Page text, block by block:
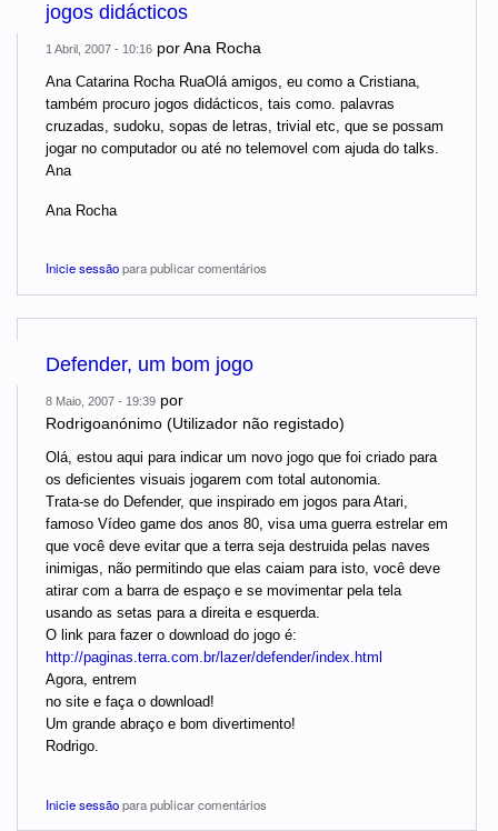
jogos didácticos
1 Abril, 2007 - 10:16 porAna Rocha
Ana Catarina Rocha RuaOlá amigos, eu como a Cristiana,
também procuro jogos didácticos, tais como. palavras
cruzadas, sudoku, sopas de letras, trivial etc, que se possam
jogar no computador ou até no telemovel com ajuda do talks.
Ana
Ana Rocha
Inicie sessãopara publicar comentários
Defender, um bom jogo
8 Maio, 2007 - 19:39 por
Rodrigoanónimo (Utilizador não registado)
Olá, estou aqui para indicar um novo jogo que foi criado para
os deficientes visuais jogarem com total autonomia.
Trata-se do Defender, que inspirado em jogos para Atari,
famoso Vídeo game dos anos 80, visa uma guerra estrelar em
que você deve evitar que a terra seja destruida pelas naves
inimigas, não permitindo que elas caiam para isto, você deve
atirar com a barra de espaço e se movimentar pela tela
usando as setas para a direita e esquerda.
O link para fazer o download do jogo é:
http://paginas.terra.com.br/lazer/defender/index.html
Agora, entrem
no site e faça o download!
Um grande abraço e bom divertimento!
Rodrigo.
Inicie sessãopara publicar comentários